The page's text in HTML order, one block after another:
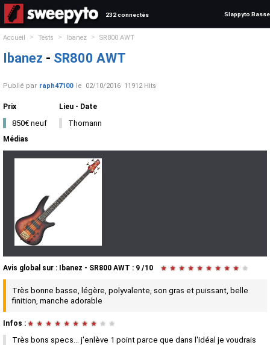
232 connectés Slappyto Basse
Accueil > Tests > Ibanez > SR800 AWT
Ibanez - SR800 AWT
Publié par raph47100 le 02/10/2016 11912 Hits
Prix
850€ neuf
Lieu - Date
Thomann
Médias
Avis global sur : Ibanez - SR800 AWT : 9 /10 ★ ★ ★ ★ ★ ★ ★ ★ ★ ★
Très bonne basse, légère, polyvalente, son gras et puissant, belle
finition, manche adorable
Infos : ★ ★ ★ ★ ★ ★ ★ ★ ★ ★
Très bons specs... j'enlève 1 point parce que dans l'idéal je voudrais